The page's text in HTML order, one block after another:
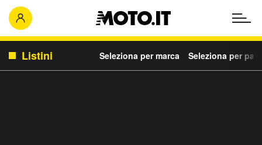
Listini Seleziona per marca Seleziona per